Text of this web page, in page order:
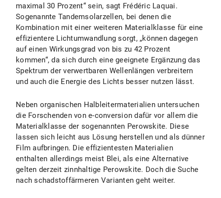
maximal 30 Prozent“ sein, sagt Frédéric Laquai.
Sogenannte Tandemsolarzellen, bei denen die
Kombination mit einer weiteren Materialklasse für eine
effizientere Lichtumwandlung sorgt, „können dagegen
auf einen Wirkungsgrad von bis zu 42 Prozent
kommen“, da sich durch eine geeignete Ergänzung das
Spektrum der verwertbaren Wellenlängen verbreitern
und auch die Energie des Lichts besser nutzen lässt.
Neben organischen Halbleitermaterialien untersuchen
die Forschenden von e-conversion dafür vor allem die
Materialklasse der sogenannten Perowskite. Diese
lassen sich leicht aus Lösung herstellen und als dünner
Film aufbringen. Die effizientesten Materialien
enthalten allerdings meist Blei, als eine Alternative
gelten derzeit zinnhaltige Perowskite. Doch die Suche
nach schadstoffärmeren Varianten geht weiter.